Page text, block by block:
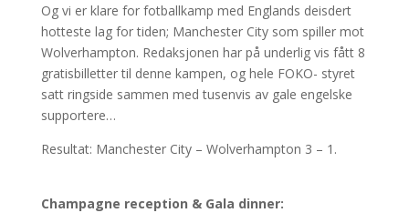
Og vi er klare for fotballkamp med Englands deisdert
hotteste lag for tiden; Manchester City som spiller mot
Wolverhampton. Redaksjonen har på underlig vis fått 8
gratisbilletter til denne kampen, og hele FOKO- styret
satt ringside sammen med tusenvis av gale engelske
supportere…
Resultat: Manchester City – Wolverhampton 3 – 1.
Champagne reception & Gala dinner: